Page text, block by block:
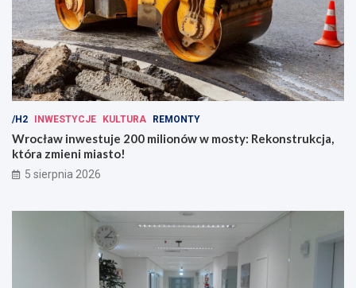
/H2 INWESTYCJE KULTURA REMONTY
Wrocław inwestuje 200 milionów w mosty: Rekonstrukcja,
która zmieni miasto!
5 sierpnia 2026